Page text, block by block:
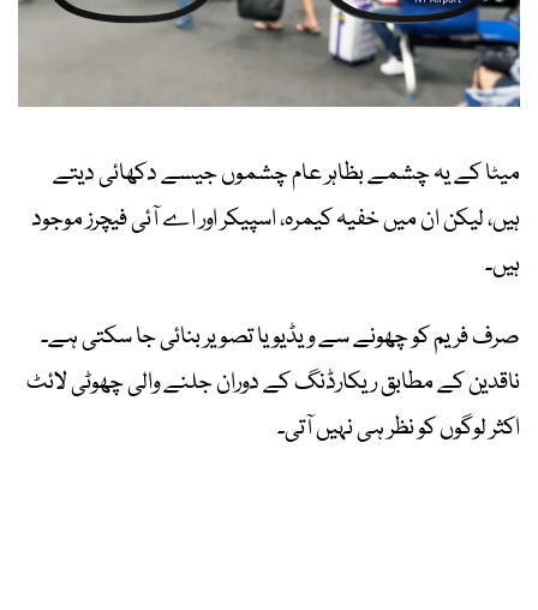
میٹا کے یہ چشمے بظاہر عام چشموں جیسے دکھائی دیتے
ہیں، لیکن ان میں خفیہ کیمرہ، اسپیکر اور اے آئی فیچرز موجود
ہیں۔
صرف فریم کو چھونے سے ویڈیو یا تصویر بنائی جا سکتی ہے۔
ناقدین کے مطابق ریکارڈنگ کے دوران جلنے والی چھوٹی لائٹ
اکثر لوگوں کو نظر ہی نہیں آتی۔